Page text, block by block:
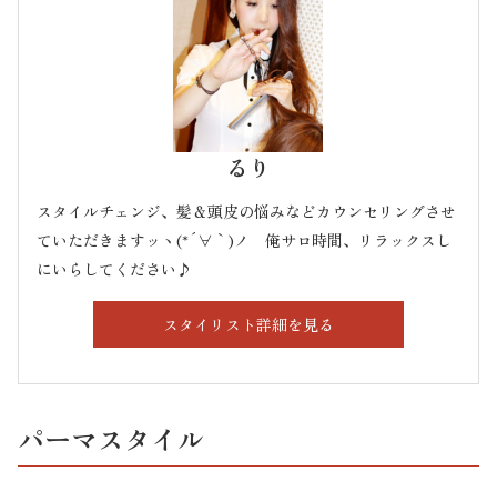
るり
スタイルチェンジ、髪＆頭皮の悩みなどカウンセリングさせ
ていただきますッヽ(*´∀｀)ノ 俺サロ時間、リラックスし
にいらしてください♪
スタイリスト詳細を見る
パーマスタイル